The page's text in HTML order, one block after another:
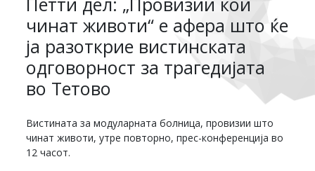
чинат животи“ е афера што ќе
ја разоткрие вистинската
одговорност за трагедијата
во Тетово
Вистината за модуларната болница, провизии што
чинат животи, утре повторно, прес-конференција во
12 часот.